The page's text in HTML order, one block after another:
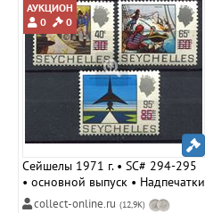
АУКЦИОН
0
0
Сейшелы 1971 г. • SC# 294-295
• основной выпуск • Надпечатки
нов. номиналов • полн. серия •
collect-online.ru (12,9K)